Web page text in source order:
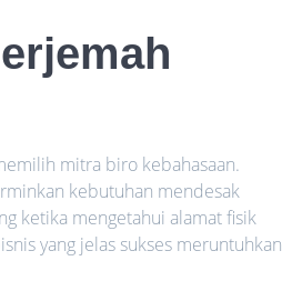
mitra biro kebahasaan.
kebutuhan mendesak
ketika mengetahui alamat fisik
yang jelas sukses meruntuhkan